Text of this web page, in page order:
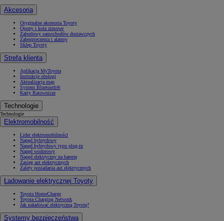
Akcesoria
Oryginalne akcesoria Toyoty
Opony i koła zimowe
Zabudowy samochodów dostawczych
Zabezpieczenia i alarmy
Sklep Toyoty
Strefa klienta
Aplikacja MyToyota
Instrukcje obsługi
Aktualizacja map
System Bluetooth®
Karty Ratownicze
Technologie
Technologie
Elektromobilność
Lider elektromobilności
Napęd hybrydowy
Napęd hybrydowy typu plug-in
Napęd wodorowy
Napęd elektryczny na baterię
Zasięg aut elektrycznych
Zalety posiadania aut elektrycznych
Ładowanie elektrycznej Toyoty
Toyota HomeCharge
Toyota Charging Network
Jak naładować elektryczną Toyotę?
Systemy bezpieczeństwa